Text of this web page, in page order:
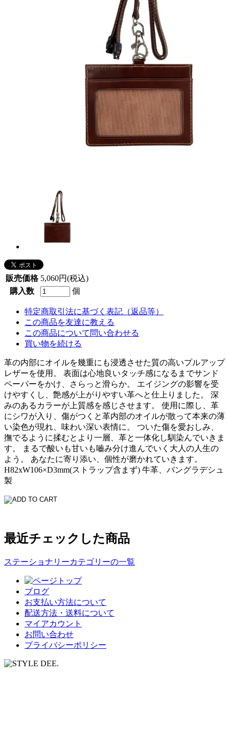
販売価格 5,060円(税込)
購入数
個
特定商取引法に基づく表記（返品等）
この商品を友達に教える
この商品について問い合わせる
買い物を続ける
革の内部にオイルを幾重にも浸透させた質の高いプルアップ
レザーを使用。 表面は心地良いタッチ感になるまでサンド
ペーパーをかけ、さらっと滑らか。 エイジングの影響を受
けやすくし、艶感が上がりやすい革へと仕上りました。 深
みのあるカラーが上質感を感じさせます。 使用に際し、革
にシワが入り、傷がつくと革内部のオイルが散って本来の薄
い染色が現れ、味わい深い表情に。 ついた傷を愛おしみ、
撫でるように揉むとより一層、革と一体化し馴染んでいきま
す。 まるで酸いも甘いも嚙み分け進んでいく大人の人生の
よう。 あなたに寄り添い、個性が磨かれていきます。
H82xW106×D3mm(ストラップ含まず) 牛革、バングラデシュ
製
最近チェックした商品
ステーショナリーカテゴリーの一覧
ブログ
お支払い方法について
配送方法・送料について
マイアカウント
お問い合わせ
プライバシーポリシー